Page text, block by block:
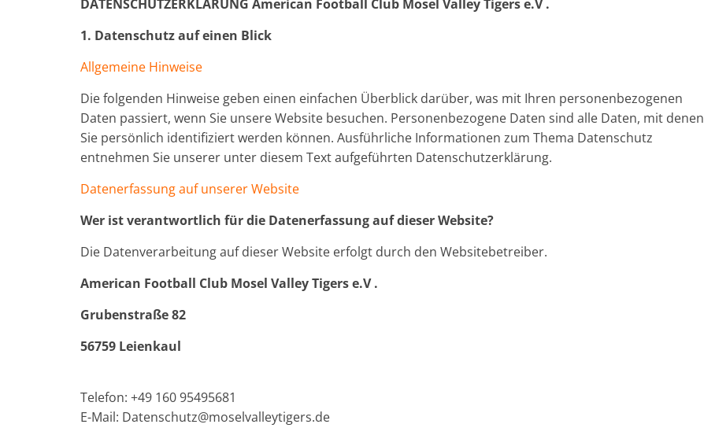
DATENSCHUTZERKLÄRUNG American Football Club Mosel Valley Tigers e.V .
1. Datenschutz auf einen Blick
Allgemeine Hinweise
Die folgenden Hinweise geben einen einfachen Überblick darüber, was mit Ihren personenbezogenen
Daten passiert, wenn Sie unsere Website besuchen. Personenbezogene Daten sind alle Daten, mit denen
Sie persönlich identifiziert werden können. Ausführliche Informationen zum Thema Datenschutz
entnehmen Sie unserer unter diesem Text aufgeführten Datenschutzerklärung.
Datenerfassung auf unserer Website
Wer ist verantwortlich für die Datenerfassung auf dieser Website?
Die Datenverarbeitung auf dieser Website erfolgt durch den Websitebetreiber.
American Football Club Mosel Valley Tigers e.V .
Grubenstraße 82
56759 Leienkaul
Telefon: +49 160 95495681
E-Mail: Datenschutz@moselvalleytigers.de